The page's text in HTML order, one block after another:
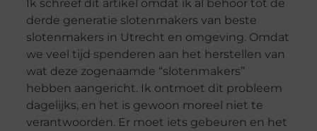
Ik schreef dit artikel omdat ik al behoor tot de
derde generatie slotenmakers van beste
slotenmakers in Utrecht en omgeving. Omdat
we veel tijd spenderen aan het herstellen van
wat deze zogenaamde “slotenmakers”
hebben aangericht. Ik ontmoet dit probleem
dagelijks, en het is gewoon moreel niet te
verantwoorden. Er moet iets gebeuren en het